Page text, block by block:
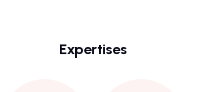
Expertises